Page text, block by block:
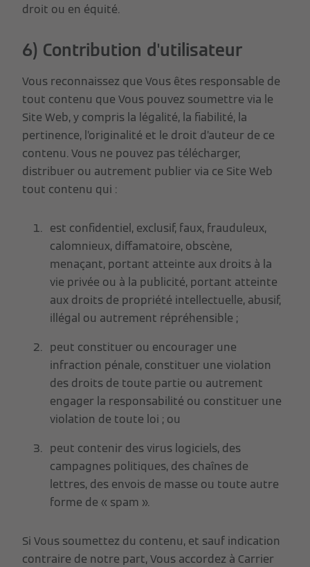
droit ou en équité.
6) Contribution d'utilisateur
Vous reconnaissez que Vous êtes responsable de
tout contenu que Vous pouvez soumettre via le
Site Web, y compris la légalité, la fiabilité, la
pertinence, l’originalité et le droit d’auteur de ce
contenu. Vous ne pouvez pas télécharger,
distribuer ou autrement publier via ce Site Web
tout contenu qui :
est confidentiel, exclusif, faux, frauduleux,
calomnieux, diffamatoire, obscène,
menaçant, portant atteinte aux droits à la
vie privée ou à la publicité, portant atteinte
aux droits de propriété intellectuelle, abusif,
illégal ou autrement répréhensible ;
peut constituer ou encourager une
infraction pénale, constituer une violation
des droits de toute partie ou autrement
engager la responsabilité ou constituer une
violation de toute loi ; ou
peut contenir des virus logiciels, des
campagnes politiques, des chaînes de
lettres, des envois de masse ou toute autre
forme de « spam ».
Si Vous soumettez du contenu, et sauf indication
contraire de notre part, Vous accordez à Carrier